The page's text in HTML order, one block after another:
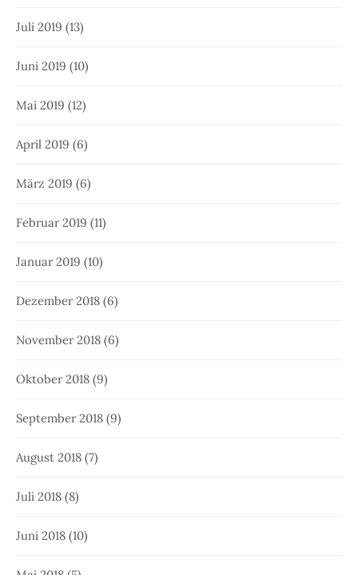
Juli 2019 (13)
Juni 2019 (10)
Mai 2019 (12)
April 2019 (6)
März 2019 (6)
Februar 2019 (11)
Januar 2019 (10)
Dezember 2018 (6)
November 2018 (6)
Oktober 2018 (9)
September 2018 (9)
August 2018 (7)
Juli 2018 (8)
Juni 2018 (10)